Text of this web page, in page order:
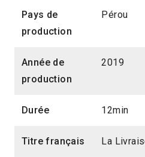
Pays de
production
Pérou
Année de
production
2019
Durée 12min
Titre français La